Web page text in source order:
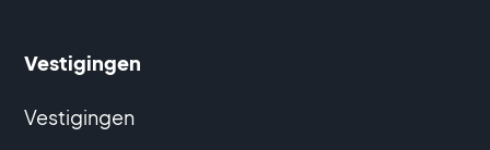
Vestigingen
Vestigingen